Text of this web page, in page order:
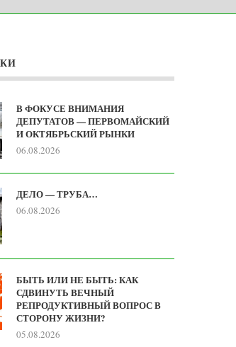
В ФОКУСЕ ВНИМАНИЯ
ДЕПУТАТОВ — ПЕРВОМАЙСКИЙ
И ОКТЯБРЬСКИЙ РЫНКИ
06.08.2026
ДЕЛО — ТРУБА…
06.08.2026
БЫТЬ ИЛИ НЕ БЫТЬ: КАК
СДВИНУТЬ ВЕЧНЫЙ
РЕПРОДУКТИВНЫЙ ВОПРОС В
СТОРОНУ ЖИЗНИ?
05.08.2026